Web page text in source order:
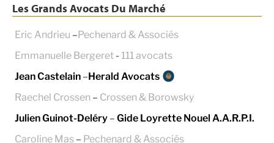
Les Grands Avocats Du Marché
Eric Andrieu – Pechenard & Associés
Emmanuelle Bergeret - 111 avocats
Jean Castelain –Herald Avocats
Raechel Crossen – Crossen & Borowsky
Julien Guinot-Deléry – Gide Loyrette Nouel A.A.R.P.I.
Caroline Mas – Pechenard & Associés